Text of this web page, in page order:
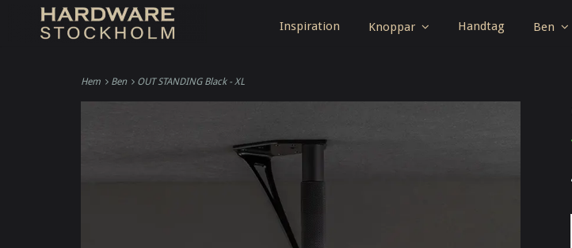
Hem Ben OUT STANDING Black - XL
Inspiration Knoppar Handtag Ben